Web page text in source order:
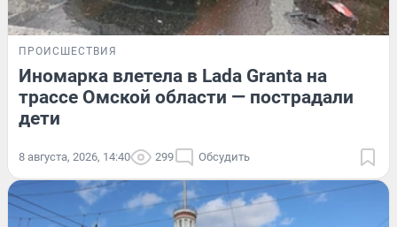
ПРОИСШЕСТВИЯ
Иномарка влетела в Lada Granta на
трассе Омской области — пострадали
дети
8 августа, 2026, 14:40 299 Обсудить